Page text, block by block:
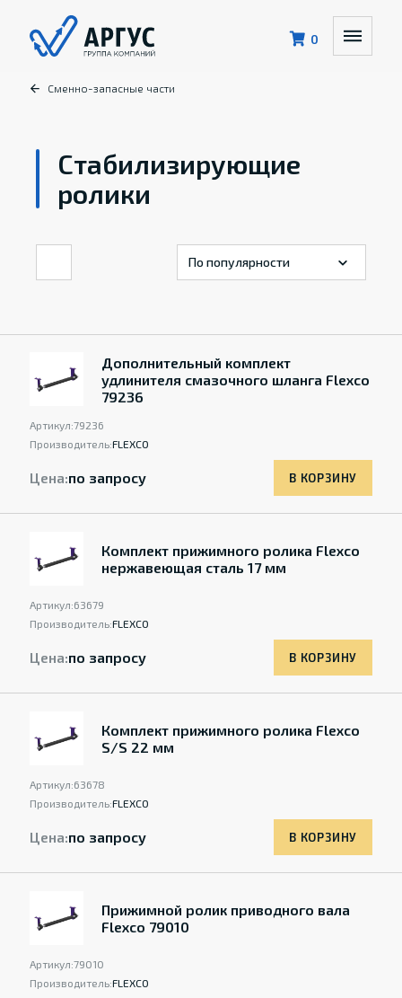
0
Сменно-запасные части
Стабилизирующие
ролики
Дополнительный комплект
удлинителя смазочного шланга Flexco
79236
Артикул:79236
Производитель:FLEXCO
Цена:по запросу В КОРЗИНУ
Комплект прижимного ролика Flexco
нержавеющая сталь 17 мм
Артикул:63679
Производитель:FLEXCO
Цена:по запросу В КОРЗИНУ
Комплект прижимного ролика Flexco
S/S 22 мм
Артикул:63678
Производитель:FLEXCO
Цена:по запросу В КОРЗИНУ
Прижимной ролик приводного вала
Flexco 79010
Артикул:79010
Производитель:FLEXCO